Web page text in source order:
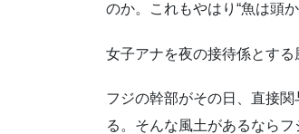
のか。これもやはり“魚は頭か
女子アナを夜の接待係とする
フジの幹部がその日、直接
る。そんな風土があるなら